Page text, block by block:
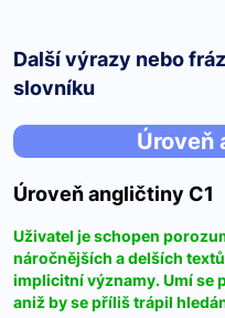
Další výrazy nebo
slovníku
Úroveň
Úroveň angličtiny C1
Uživatel je schopen
náročnějších a delších
implicitní významy. Umí se
aniž by se příliš trápil